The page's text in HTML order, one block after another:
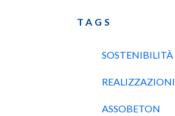
TAGS
SOSTENIBILITÀ
REALIZZAZIONI
ASSOBETON